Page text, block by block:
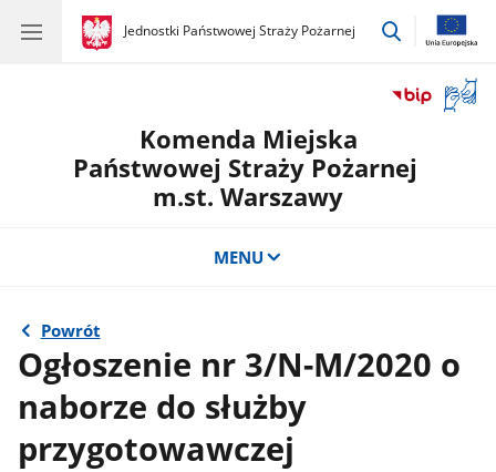
gov.pl
Jednostki Państwowej Straży Pożarnej
gov.pl
Jednostki
przejdź
okno
Komenda Miejska
Państwowej Straży Pożarnej
m.st. Warszawy
MENU
Powrót
Ogłoszenie nr 3/N-M/2020 o
naborze do służby
przygotowawczej